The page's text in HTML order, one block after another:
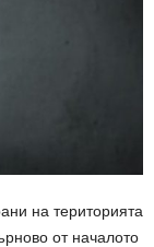
на територията
от началото